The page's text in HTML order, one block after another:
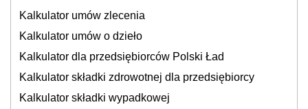
Kalkulator umów zlecenia
Kalkulator umów o dzieło
Kalkulator dla przedsiębiorców Polski Ład
Kalkulator składki zdrowotnej dla przedsiębiorcy
Kalkulator składki wypadkowej